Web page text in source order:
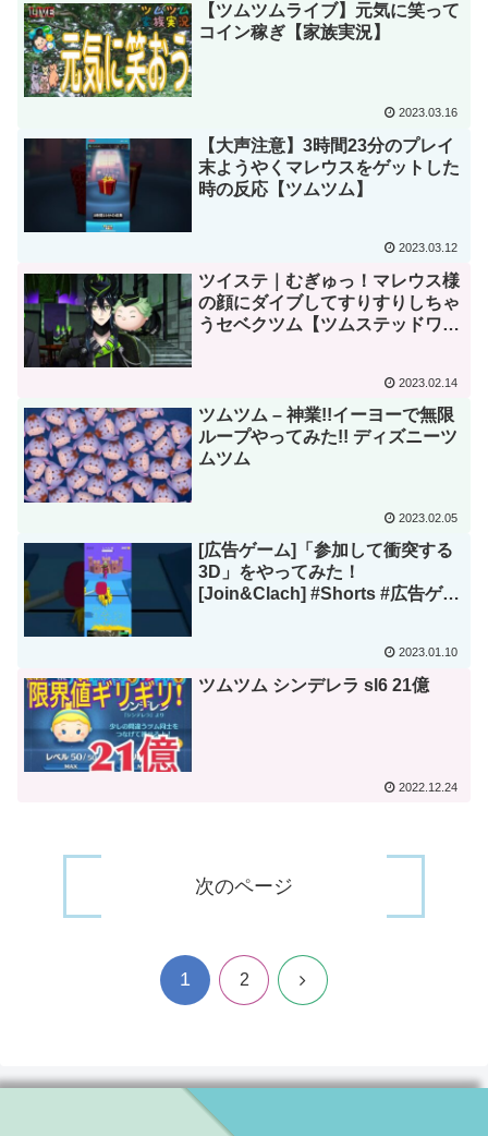
【ツムツムライブ】元気に笑って
コイン稼ぎ【家族実況】
2023.03.16
【大声注意】3時間23分のプレイ
末ようやくマレウスをゲットした
時の反応【ツムツム】
2023.03.12
ツイステ｜むぎゅっ！マレウス様
の顔にダイブしてすりすりしちゃ
うセベクツム【ツムステッドワン
2023.02.14
ツムツム – 神業!!イーヨーで無限
ループやってみた!! ディズニーツ
ムツム
2023.02.05
[広告ゲーム]「参加して衝突する
3D」をやってみた！
[Join&Clach] #Shorts #広告ゲー
2023.01.10
ツムツム シンデレラ sl6 21億
2022.12.24
次のページ
1 2 次